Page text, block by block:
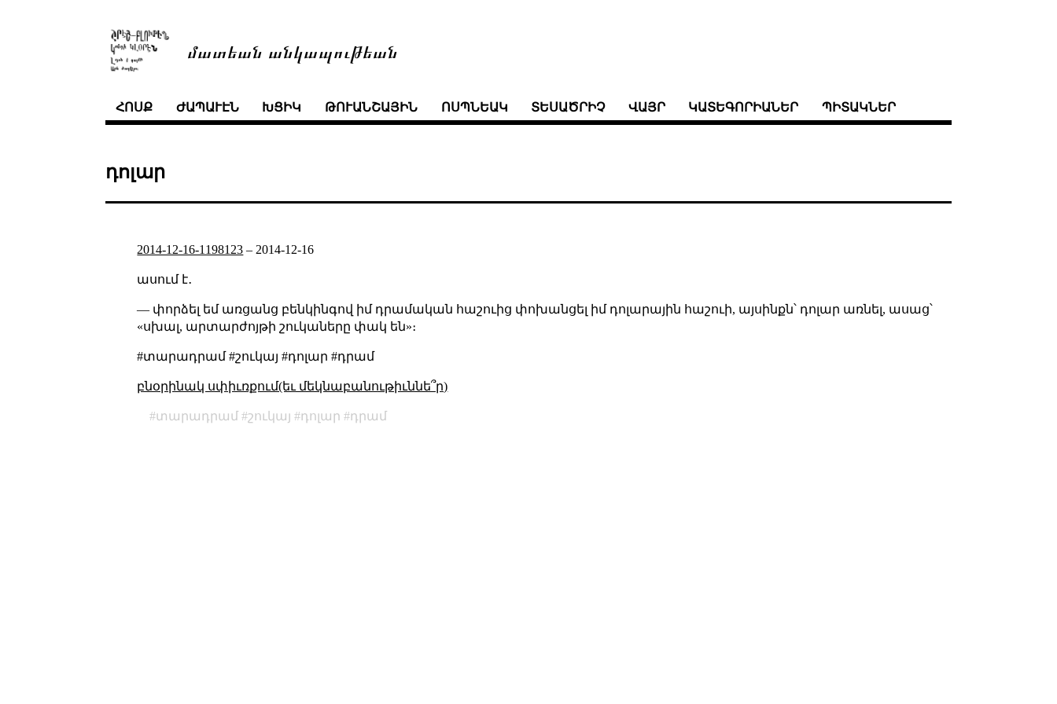
մատեան անկապութեան
ՀՈՍՔ ԺԱՊԱՒԷՆ ԽՑԻԿ ԹՈՒԱՆՇԱՅԻՆ ՈՍՊՆԵԱԿ ՏԵՍԱԾՐԻՉ ՎԱՅՐ ԿԱՏԵԳՈՐԻԱՆԵՐ ՊԻՏԱԿՆԵՐ
դոլար
2014-12-16-1198123 – 2014-12-16
ասում է․
— փորձել եմ առցանց բենկինգով իմ դրամական հաշուից փոխանցել իմ դոլարային հաշուի, այսինքն՝ դոլար առնել, ասաց՝
«սխալ, արտարժոյթի շուկաները փակ են»։
#տարադրամ #շուկայ #դոլար #դրամ
բնօրինակ սփիւռքում(եւ մեկնաբանութիւննե՞ր)
տարադրամ շուկայ դոլար դրամ